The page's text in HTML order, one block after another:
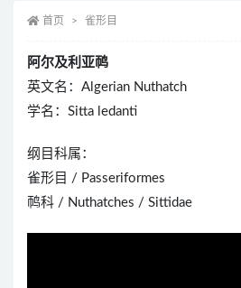
首页 雀形目
阿尔及利亚䴓
英文名：Algerian Nuthatch
学名：Sitta ledanti
纲目科属：
雀形目 / Passeriformes
䴓科 / Nuthatches / Sittidae